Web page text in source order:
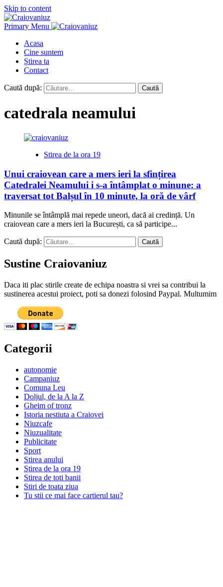
Skip to content
Primary Menu
Acasa
Cine suntem
Știrea ta
Contact
Caută după:
catedrala neamului
Stirea de la ora 19
Unui craiovean care a mers ieri la sfințirea
Catedralei Neamului i s-a întâmplat o minune: a
traversat tot Balșul în 10 minute, la oră de vârf
Minunile se întâmplă mai repede uneori, dacă ai credință. Un
craiovean care a mers ieri la București, ca să participe...
Caută după:
Sustine Craiovaniuz
Daca iti plac stirile create de echipa noastra si vrei sa contribui la
sustinerea acestui proiect, poti sa donezi folosind Paypal. Multumim
Categorii
autonomie
Campaniuz
Comuna Leu
Doljul, de la A la Z
Gheim of tronz
Istoria nestiuta a Craiovei
Niuzcafe
Niuzualitate
Publicitate
Sport
Stirea anului
Stirea de la ora 19
Stirea de toti banii
Stiri de toata ziua
Tu stii ce mai face cartierul tau?